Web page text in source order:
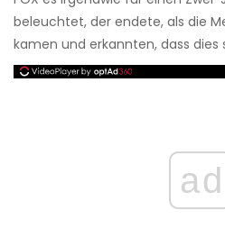
beleuchtet, der endete, als die
kamen und erkannten, dass dies
ad